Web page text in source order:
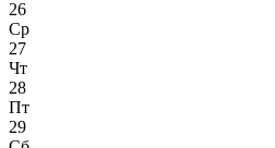
26
Ср
27
Чт
28
Пт
29